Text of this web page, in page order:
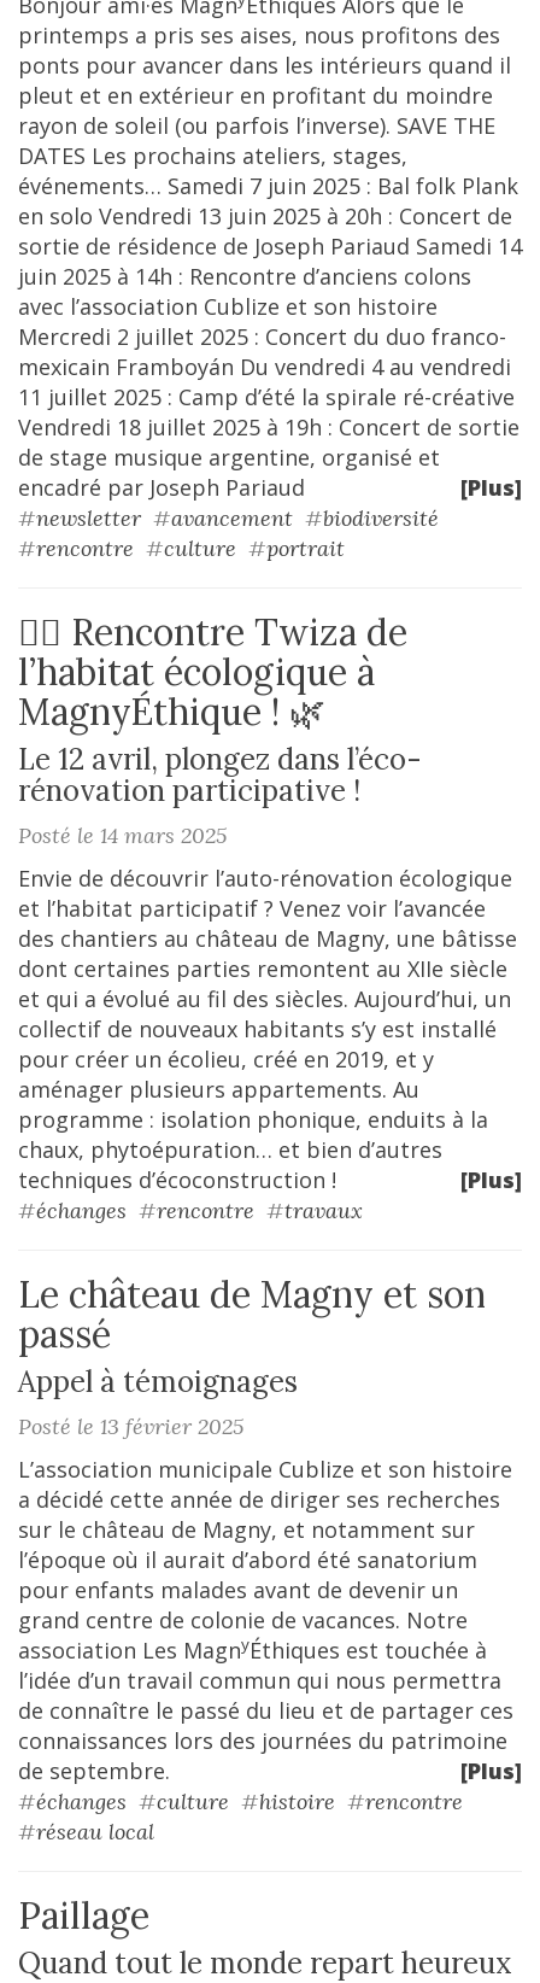
printemps a pris ses aises, nous profitons des
ponts pour avancer dans les intérieurs quand il
pleut et en extérieur en profitant du moindre
rayon de soleil (ou parfois l’inverse). SAVE THE
DATES Les prochains ateliers, stages,
événements… Samedi 7 juin 2025 : Bal folk Plank
en solo Vendredi 13 juin 2025 à 20h : Concert de
sortie de résidence de Joseph Pariaud Samedi 14
juin 2025 à 14h : Rencontre d’anciens colons
avec l’association Cublize et son histoire
Mercredi 2 juillet 2025 : Concert du duo franco-
mexicain Framboyán Du vendredi 4 au vendredi
11 juillet 2025 : Camp d’été la spirale ré-créative
Vendredi 18 juillet 2025 à 19h : Concert de sortie
de stage musique argentine, organisé et
encadré par Joseph Pariaud
[Plus]
#newsletter #avancement #biodiversité
#rencontre #culture #portrait
👷‍♀️ Rencontre Twiza de
l’habitat écologique à
MagnyÉthique ! 🌿
Le 12 avril, plongez dans l’éco-
rénovation participative !
Posté le 14 mars 2025
Envie de découvrir l’auto-rénovation écologique
et l’habitat participatif ? Venez voir l’avancée
des chantiers au château de Magny, une bâtisse
dont certaines parties remontent au XIIe siècle
et qui a évolué au fil des siècles. Aujourd’hui, un
collectif de nouveaux habitants s’y est installé
pour créer un écolieu, créé en 2019, et y
aménager plusieurs appartements. Au
programme : isolation phonique, enduits à la
chaux, phytoépuration… et bien d’autres
techniques d’écoconstruction !
[Plus]
#échanges #rencontre #travaux
Le château de Magny et son
passé
Appel à témoignages
Posté le 13 février 2025
L’association municipale Cublize et son histoire
a décidé cette année de diriger ses recherches
sur le château de Magny, et notamment sur
l’époque où il aurait d’abord été sanatorium
pour enfants malades avant de devenir un
grand centre de colonie de vacances. Notre
association Les MagnyÉthiques est touchée à
l’idée d’un travail commun qui nous permettra
de connaître le passé du lieu et de partager ces
connaissances lors des journées du patrimoine
de septembre.
[Plus]
#échanges #culture #histoire #rencontre
#réseau local
Paillage
Quand tout le monde repart heureux